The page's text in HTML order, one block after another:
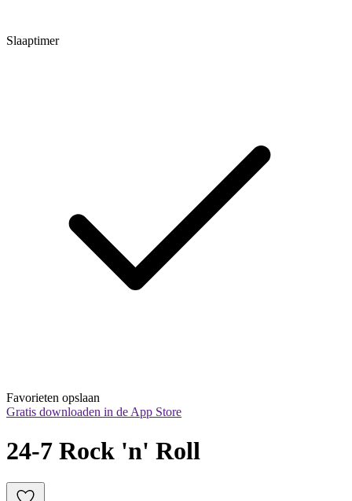
Slaaptimer
Favorieten opslaan
Gratis downloaden in de App Store
24-7 Rock 'n' Roll